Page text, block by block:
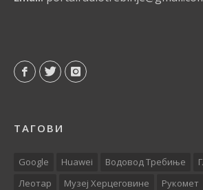
ТАГОВИ
Google Huawei Водовод Требиње
Леотар
Музеј Херцеговине Рукомет